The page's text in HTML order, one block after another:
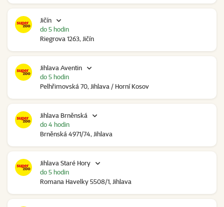
Jičín
Riegrova 1263, Jičín
do 5 hodin
Jihlava Aventin
Pelhřimovská 70, Jihlava / Horní Kosov
do 5 hodin
Jihlava Brněnská
Brněnská 4971/74, Jihlava
do 4 hodin
Jihlava Staré Hory
Romana Havelky 5508/1, Jihlava
do 5 hodin